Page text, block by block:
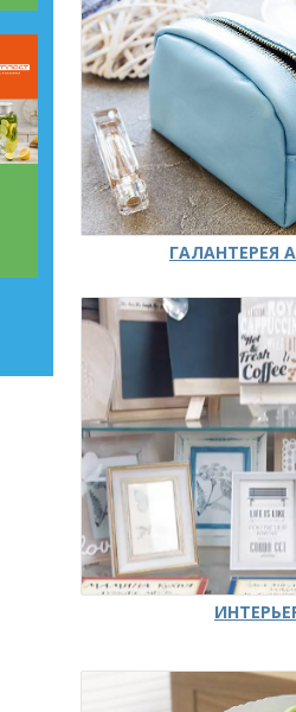
ГАЛАНТЕРЕЯ